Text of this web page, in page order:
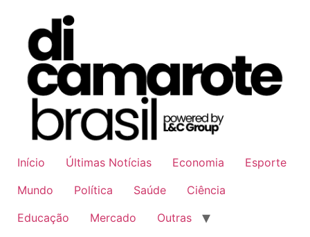
conteúdo
Início Últimas Notícias Economia
Esporte
Mundo
Política Saúde
Ciência
Educação
Mercado Outras